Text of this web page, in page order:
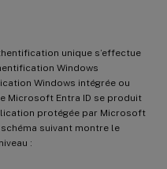
unique s’effectue
Windows
Windows intégrée ou
Microsoft Entra ID se produit
protégée par Microsoft
suivant montre le
: